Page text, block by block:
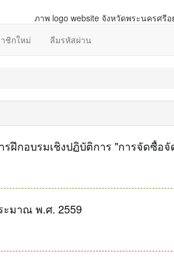
ชิกใหม่ ลืมรหัสผ่าน
ะมาณ พ.ศ. 2559